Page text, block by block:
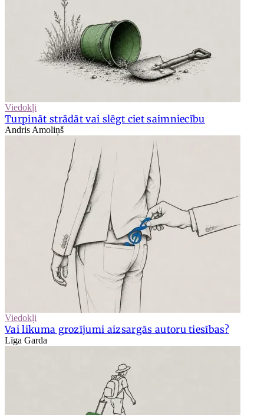
Viedokļi
Turpināt strādāt vai slēgt ciet saimniecību
Andris Amoliņš
Viedokļi
Vai likuma grozījumi aizsargās autoru tiesības?
Līga Garda